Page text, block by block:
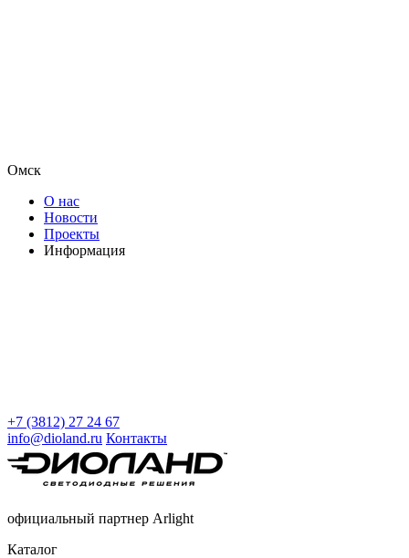
Омск
О нас
Новости
Проекты
Информация
+7 (3812) 27 24 67
info@dioland.ru Контакты
официальный партнер Arlight
Каталог